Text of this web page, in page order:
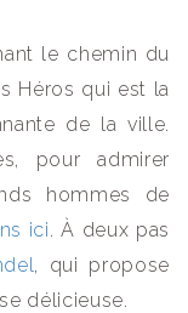
le chemin du
Héros qui est la
de la ville.
pour admirer
hommes de
ici . À deux pas
, qui propose
délicieuse.